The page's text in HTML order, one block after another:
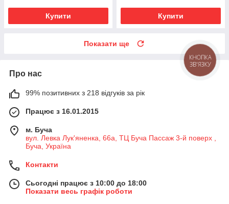
Купити Купити
Показати ще
Про нас
99% позитивних з 218 відгуків за рік
Працює з 16.01.2015
м. Буча
вул. Левка Лук'яненка, 66а, ТЦ Буча Пассаж 3-й поверх ,
Буча, Україна
Контакти
Сьогодні працює з 10:00 до 18:00
Показати весь графік роботи
КНОПКА
ЗВ'ЯЗКУ